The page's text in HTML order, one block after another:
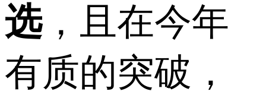
选，且在今年
有质的突破，